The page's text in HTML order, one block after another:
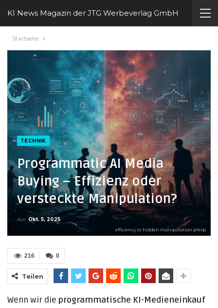
KI News Magazin der JTG Werbeverlag GmbH
Startseite
TECHNIK
Programmatic AI Media
Buying – Effizienz oder
versteckte Manipulation?
Am Okt. 5, 2025
efficiency or hidden manipulation plkxp
0
216
Teilen
Wenn wir die programmatische KI-Medieneinkauf